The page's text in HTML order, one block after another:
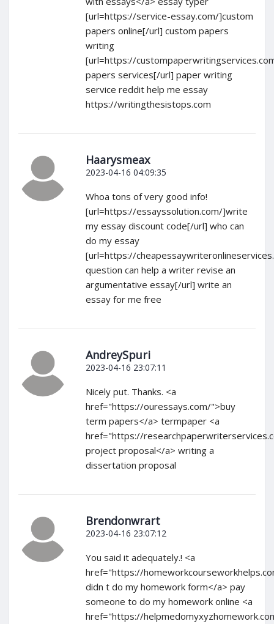
[url=https://service-essay.com/]custom
papers online[/url] custom papers
writing
[url=https://
papers services[/url] paper writing
service reddit help me essay
https://writingthesistops.com
Haarysmeax
2023-04-16 04:09:35
Whoa tons of very good info!
[url=https://essayssolution.com/]write
my essay discount code[/url] who can
do my essay
[url=https://
question can help a writer revise an
argumentative essay[/url] write an
essay for me free
AndreySpuri
2023-04-16 23:07:11
Nicely put. Thanks. <a
href="https://ouressays.com/">buy
term papers</a> termpaper <a
href="https://
project proposal</a> writing a
dissertation proposal
Brendonwrart
2023-04-16 23:07:12
You said it adequately.! <a
href="https://
didn t do my homework form</a> pay
someone to do my homework online <a
href="https://